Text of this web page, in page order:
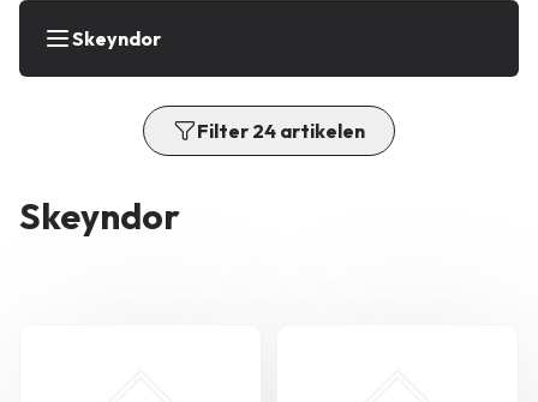
Skeyndor
Filter 24 artikelen
Skeyndor